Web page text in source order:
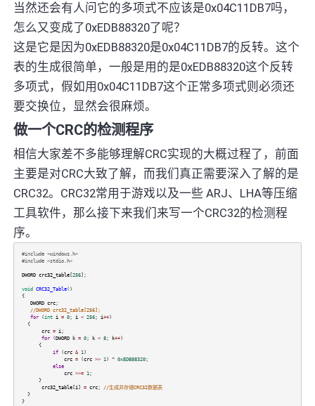
当然还会有人问它的多项式不应该是0x04C11DB7吗，
怎么又变成了0xEDB88320了呢？
这是它是因为0xEDB88320是0x04C11DB7的反转。这个
表的生成很简单，一般是用的是0xEDB88320这个反转
多项式，假如用0x04C11DB7这个正常多项式则必须还
要交换位，显然会很麻烦。
做一个CRC的检测程序
相信大家差不多能够理解CRC实现的大概过程了，前面
主要是对CRC大致了解，而我们真正需要深入了解的是
CRC32。CRC32常用于游戏以及一些 ARJ、LHA等压缩
工具软件，那么接下来我们来写一个CRC32的检测程
序。
#include <windows.h>
#include <stdio.h>
DWORD crc32_table[256];
void CRC32_Table()
{
DWORD crc;
//DWORD crc32_table[256];
for(int i = 0; i < 256; i++)
{
crc = i;
for(DWORD k = 0; k < 8; k++)
{
if(crc & 1)
crc =(crc >> 1) ^ 0xEDB88320;
else
crc >>= 1;
}
crc32_table[i] = crc;
//生成并存储CRC32数据表
}
}